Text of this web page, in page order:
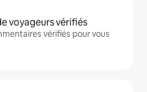
voyageurs vérifiés
vérifiés pour vous